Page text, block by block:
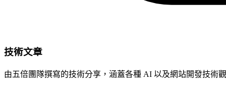
技術文章
由五倍團隊撰寫的技術分享，涵蓋各種 AI 以及網站開發技術